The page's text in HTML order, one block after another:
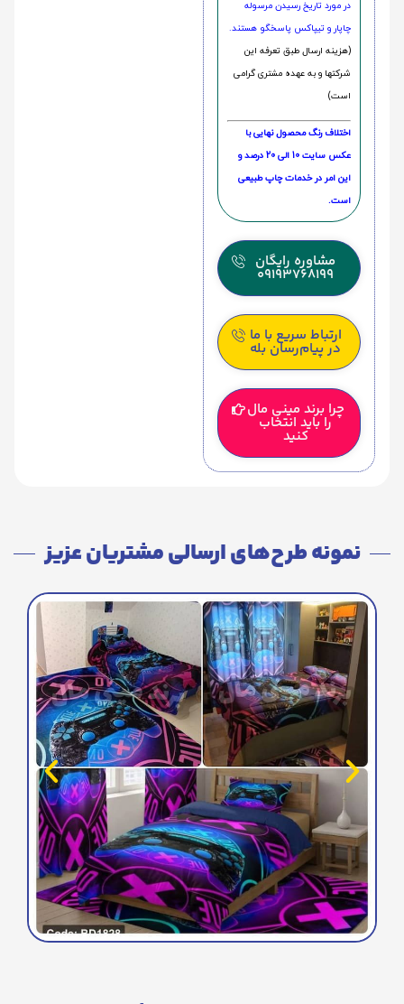
در مورد تاریخ رسیدن مرسوله
چاپار و تیپاکس پاسخگو هستند.
(هزینه ارسال طبق تعرفه این
شرکتها و به عهده مشتری گرامی
است)
اختلاف رنگ محصول نهایی با
عکس سایت 10 الی 20 درصد و
این امر در خدمات چاپ طبیعی
است.
مشاوره رایگان
09193768199
ارتباط سریع با ما
در پیام‌رسان بله
چرا برند مینی مال
را باید انتخاب
کنید
نمونه طرح‌های ارسالی مشتریان عزیز